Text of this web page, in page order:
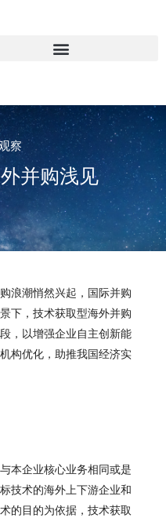
察
并购浅见
浪潮悄然兴起，国际并购
下，技术获取型海外并购
，以增强企业自主创新能
构优化，助推我国经济实
本企业核心业务相同或是
技术的海外上下游企业和
的目的为依据，技术获取